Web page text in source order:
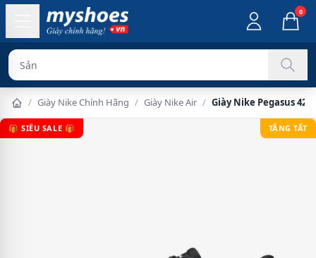
0
Sản phẩm chính
/ Giày Nike Chính Hãng / Giày Nike Air / Giày Nike Pegasus 42
🎁 SIÊU SALE 🎁 TẶNG TẤT